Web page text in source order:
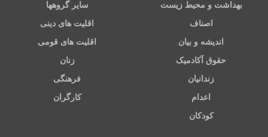
بهداشت و محیط زیست سایر گروهها
اصناف اقلیت های دینی
اندیشه و بیان اقلیت های قومی
حقوق آکادمیک زنان
زندانیان فرهنگی
اعدام کارگران
کودکان